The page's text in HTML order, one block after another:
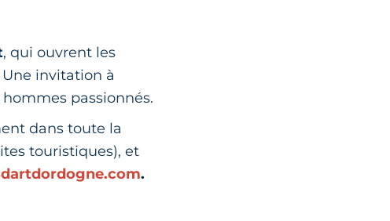
, qui ouvrent les
invitation à
passionnés.
dans toute la
touristiques), et
.